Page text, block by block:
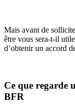
Mais avant de
être vous sera-t-il
d’obtenir un accord
Ce que regarde
BFR